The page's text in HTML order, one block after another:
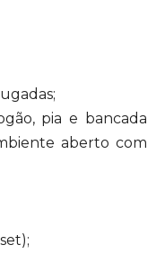
pia e bancada
aberto com